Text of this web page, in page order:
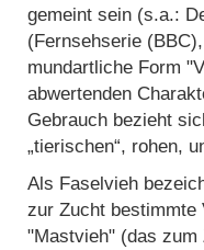
gemeint sein (s.a.:
(Fernsehserie
mundartliche Form
abwertenden
Gebrauch bezieht
„tierischen“, rohen,
Als Faselvieh
zur Zucht bestimmte
"Mastvieh" (das zum